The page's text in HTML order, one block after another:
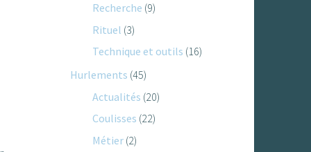
Recherche (9)
Rituel (3)
Technique et outils (16)
Hurlements (45)
Actualités (20)
Coulisses (22)
Métier (2)